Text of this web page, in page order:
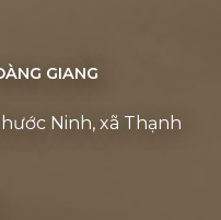
GIANG
Ninh, xã Thạnh